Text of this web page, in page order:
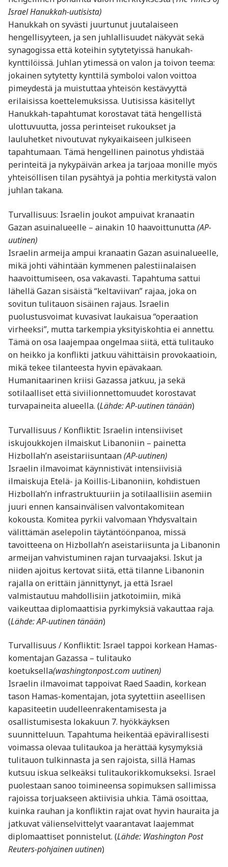
Israel Hanukkah-uutisista)
Hanukkah on syvästi juurtunut juutalaiseen
hengellisyyteen, ja sen juhlallisuudet näkyvät sekä
synagogissa että koteihin sytytetyissä hanukah-
kynttilöissä. Juhlan ytimessä on valon ja toivon teema:
jokainen sytytetty kynttilä symboloi valon voittoa
pimeydestä ja muistuttaa yhteisön kestävyyttä
erilaisissa koettelemuksissa. Uutisissa käsitellyt
Hanukkah-tapahtumat korostavat tätä hengellistä
ulottuvuutta, jossa perinteiset rukoukset ja
lauluhetket nivoutuvat nykyaikaiseen julkiseen
tapahtumaan. Tämä hengellinen painotus yhdistää
perinteitä ja nykypäivän arkea ja tarjoaa monille myös
yhteisöllisen tilan pysähtyä ja pohtia merkitystä valon
juhlan takana.
Turvallisuus: Israelin joukot ampuivat kranaatin
Gazan asuinalueelle – ainakin 10 haavoittunutta(AP-
uutinen)
Israelin armeija ampui kranaatin Gazan asuinalueelle,
mikä johti vähintään kymmenen palestiinalaisen
haavoittumiseen, osa vakavasti. Tapahtuma sattui
lähellä Gazan sisäistä “keltaviivan” rajaa, joka on
sovitun tulitauon sisäinen rajaus. Israelin
puolustusvoimat kuvasivat laukaisua “operaation
virheeksi”, mutta tarkempia yksityiskohtia ei annettu.
Tämä on osa laajempaa ongelmaa siitä, että tulitauko
on heikko ja konflikti jatkuu vähittäisin provokaatioin,
mikä tekee tilanteesta hyvin epävakaan.
Humanitaarinen kriisi Gazassa jatkuu, ja sekä
sotilaalliset että siviilionnettomuudet korostavat
turvapaineita alueella. (Lähde: AP-uutinen tänään)
Turvallisuus / Konfliktit: Israelin intensiiviset
iskujoukkojen ilmaiskut Libanoniin – painetta
Hizbollah’n aseistariisuntaan(AP-uutinen)
Israelin ilmavoimat käynnistivät intensiivisiä
ilmaiskuja Etelä- ja Koillis-Libanoniin, kohdistuen
Hizbollah’n infrastruktuuriin ja sotilaallisiin asemiin
juuri ennen kansainvälisen valvontakomitean
kokousta. Komitea pyrkii valvomaan Yhdysvaltain
välittämän aselepolin täytäntöönpanoa, missä
tavoitteena on Hizbollah’n aseistariisunta ja Libanonin
armeijan vahvistuminen rajan turvaajaksi. Iskut ja
niiden ajoitus kertovat siitä, että tilanne Libanonin
rajalla on erittäin jännittynyt, ja että Israel
valmistautuu mahdollisiin jatkotoimiin, mikä
vaikeuttaa diplomaattisia pyrkimyksiä vakauttaa raja.
(Lähde: AP-uutinen tänään)
Turvallisuus / Konfliktit: Israel tappoi korkean Hamas-
komentajan Gazassa – tulitauko
koetuksella(washingtonpost.com uutinen)
Israelin ilmavoimat tappoivat Raed Saadin, korkean
tason Hamas-komentajan, jota syytettiin aseellisen
kapasiteetin uudelleenrakentamisesta ja
osallistumisesta lokakuun 7. hyökkäyksen
suunnitteluun. Tapahtuma heikentää epävirallisesti
voimassa olevaa tulitaukoa ja herättää kysymyksiä
tulitauon tulkinnasta ja sen rajoista, sillä Hamas
kutsuu iskua selkeäksi tulitaukorikkomukseksi. Israel
puolestaan sanoo toimineensa sopimuksen sallimissa
rajoissa torjuakseen aktiivisia uhkia. Tämä osoittaa,
kuinka rauhan ja konfliktin rajat ovat hyvin hauraita ja
jatkuvat välienselvittelyt vaarantavat laajemmat
diplomaattiset ponnistelut. (Lähde: Washington Post
Reuters-pohjainen uutinen)